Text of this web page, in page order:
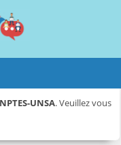
UNSA. Veuillez vous